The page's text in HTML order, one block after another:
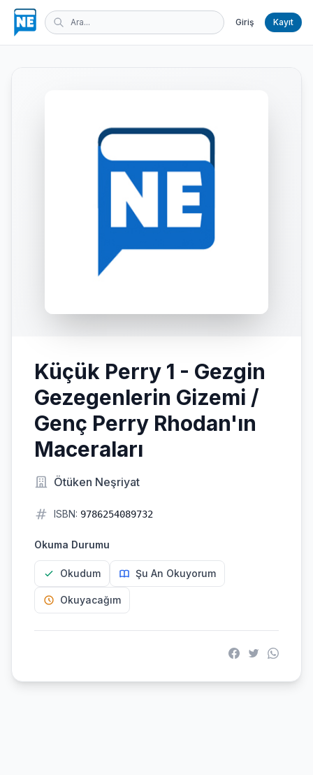
Giriş Kayıt
Küçük Perry 1 - Gezgin
Gezegenlerin Gizemi /
Genç Perry Rhodan'ın
Maceraları
Ötüken Neşriyat
ISBN: 9786254089732
Okuma Durumu
Okudum Şu An Okuyorum
Okuyacağım